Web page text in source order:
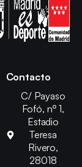
Contacto
C/ Payaso
Fofó, nº 1,
Estadio
Teresa
Rivero,
28018